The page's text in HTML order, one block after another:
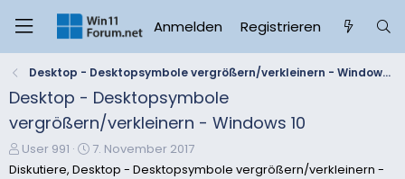
Anmelden Registrieren
Desktop - Desktopsymbole vergrößern/verkleinern - Windows 10
Desktop - Desktopsymbole
vergrößern/verkleinern - Windows 10
E
r
User 991
E
r
7. November 2017
Diskutiere, Desktop - Desktopsymbole vergrößern/verkleinern -